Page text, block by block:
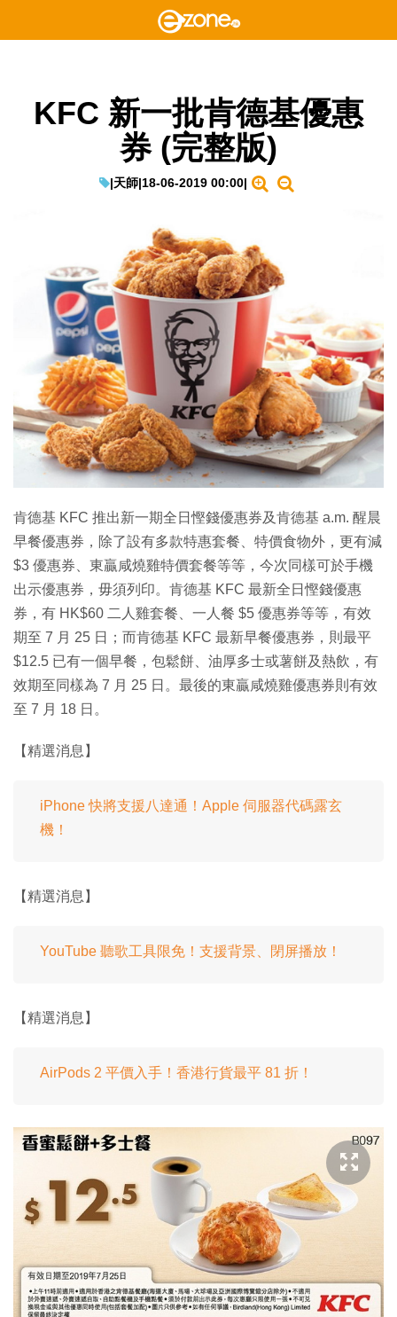
KFC 新一批肯德基優惠
券 (完整版)
|天師|18-06-2019 00:00|
肯德基 KFC 推出新一期全日慳錢優惠券及肯德基 a.m. 醒晨
早餐優惠券，除了設有多款特惠套餐、特價食物外，更有減
$3 優惠券、東贏咸燒雞特價套餐等等，今次同樣可於手機
出示優惠券，毋須列印。肯德基 KFC 最新全日慳錢優惠
券，有 HK$60 二人雞套餐、一人餐 $5 優惠券等等，有效
期至 7 月 25 日；而肯德基 KFC 最新早餐優惠券，則最平
$12.5 已有一個早餐，包鬆餅、油厚多士或薯餅及熱飲，有
效期至同樣為 7 月 25 日。最後的東贏咸燒雞優惠券則有效
至 7 月 18 日。
【精選消息】
iPhone 快將支援八達通！Apple 伺服器代碼露玄
機！
【精選消息】
YouTube 聽歌工具限免！支援背景、閉屏播放！
【精選消息】
AirPods 2 平價入手！香港行貨最平 81 折！